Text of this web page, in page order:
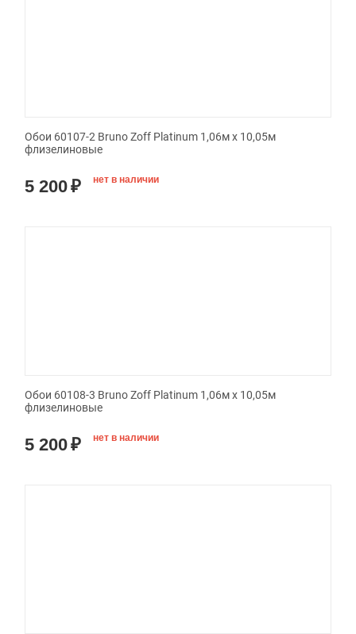
Обои 60107-2 Bruno Zoff Platinum 1,06м х 10,05м
флизелиновые
5 200₽ нет в наличии
Обои 60108-3 Bruno Zoff Platinum 1,06м х 10,05м
флизелиновые
5 200₽ нет в наличии